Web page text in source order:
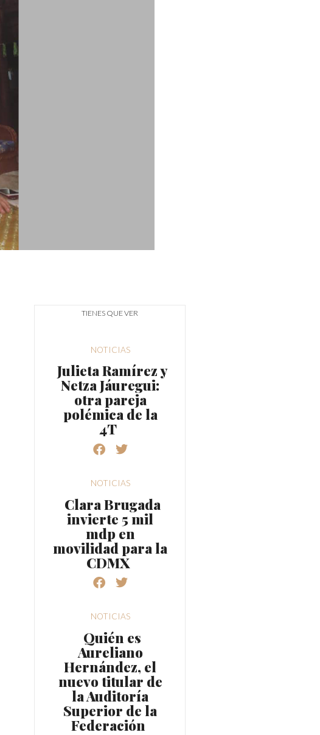
TIENES QUE VER
NOTICIAS
Julieta Ramírez y
Netza Jáuregui:
otra pareja
polémica de la
4T
NOTICIAS
Clara Brugada
invierte 5 mil
mdp en
movilidad para la
CDMX
NOTICIAS
Quién es
Aureliano
Hernández, el
nuevo titular de
la Auditoría
Superior de la
Federación